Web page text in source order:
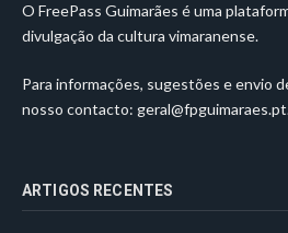
O FreePass Guimarães é uma
divulgação da cultura vimaranense.
Para informações, sugestões e envio
nosso contacto: geral@fpguimaraes.pt
ARTIGOS RECENTES